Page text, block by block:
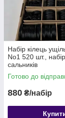
Набір кілець
No1 520 шт.,
сальників
Готово до
880 ₴/набір